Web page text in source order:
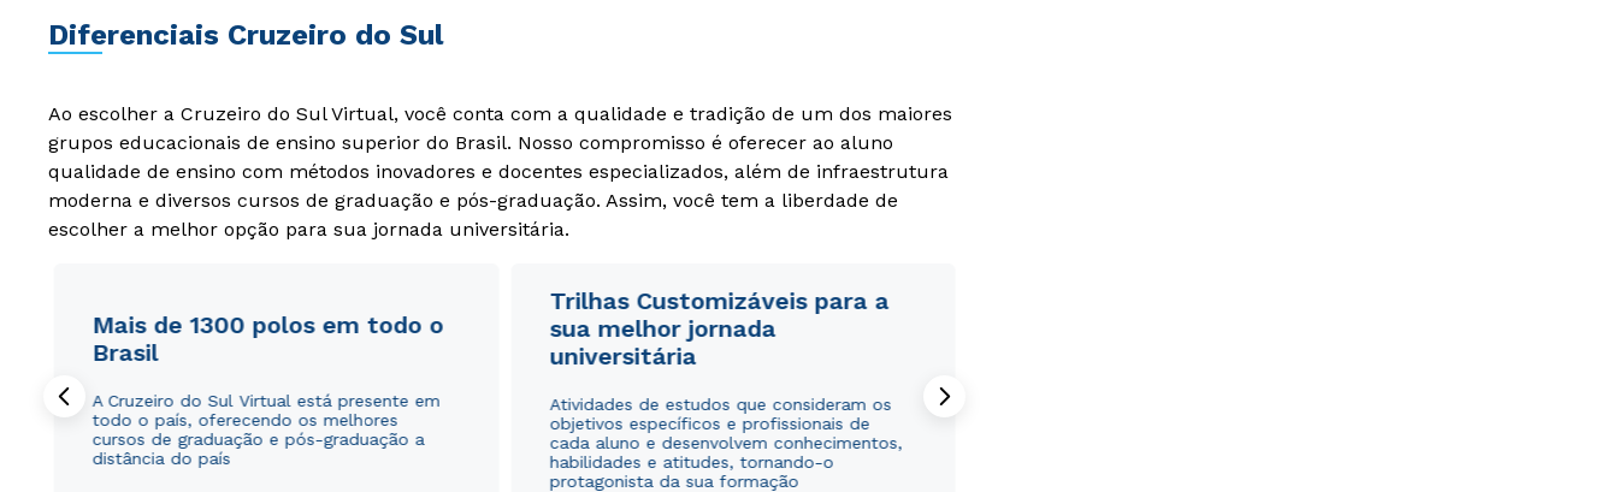
Diferenciais Cruzeiro do Sul
Ao escolher a Cruzeiro do Sul Virtual, você conta com a qualidade e tradição de um dos maiores
grupos educacionais de ensino superior do Brasil. Nosso compromisso é oferecer ao aluno
qualidade de ensino com métodos inovadores e docentes especializados, além de infraestrutura
moderna e diversos cursos de graduação e pós-graduação. Assim, você tem a liberdade de
escolher a melhor opção para sua jornada universitária.
Mais de 1300 polos em todo o
Brasil
A Cruzeiro do Sul Virtual está presente em
todo o país, oferecendo os melhores
cursos de graduação e pós-graduação a
distância do país
Trilhas Customizáveis para a
sua melhor jornada
universitária
Atividades de estudos que consideram os
objetivos específicos e profissionais de
cada aluno e desenvolvem conhecimentos,
habilidades e atitudes, tornando-o
protagonista da sua formação
WhatsApp
ou
WhatsApp
ou